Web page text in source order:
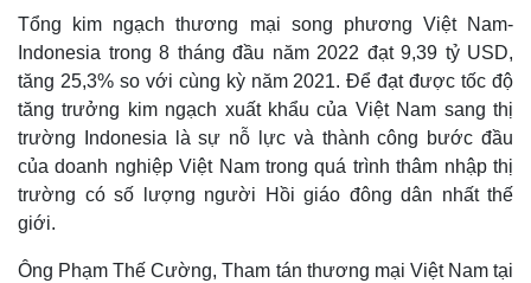
Nhi khoa
Nam khoa
Làm đẹp - giảm cân
Phòng mạch online
Ăn sạch sống khỏe
Tổng kim ngạch thương mại song phương Việt Nam-
Indonesia trong 8 tháng đầu năm 2022 đạt 9,39 tỷ USD,
tăng 25,3% so với cùng kỳ năm 2021. Để đạt được tốc độ
tăng trưởng kim ngạch xuất khẩu của Việt Nam sang thị
trường Indonesia là sự nỗ lực và thành công bước đầu
của doanh nghiệp Việt Nam trong quá trình thâm nhập thị
trường có số lượng người Hồi giáo đông dân nhất thế
giới.
Ông Phạm Thế Cường, Tham tán thương mại Việt Nam tại